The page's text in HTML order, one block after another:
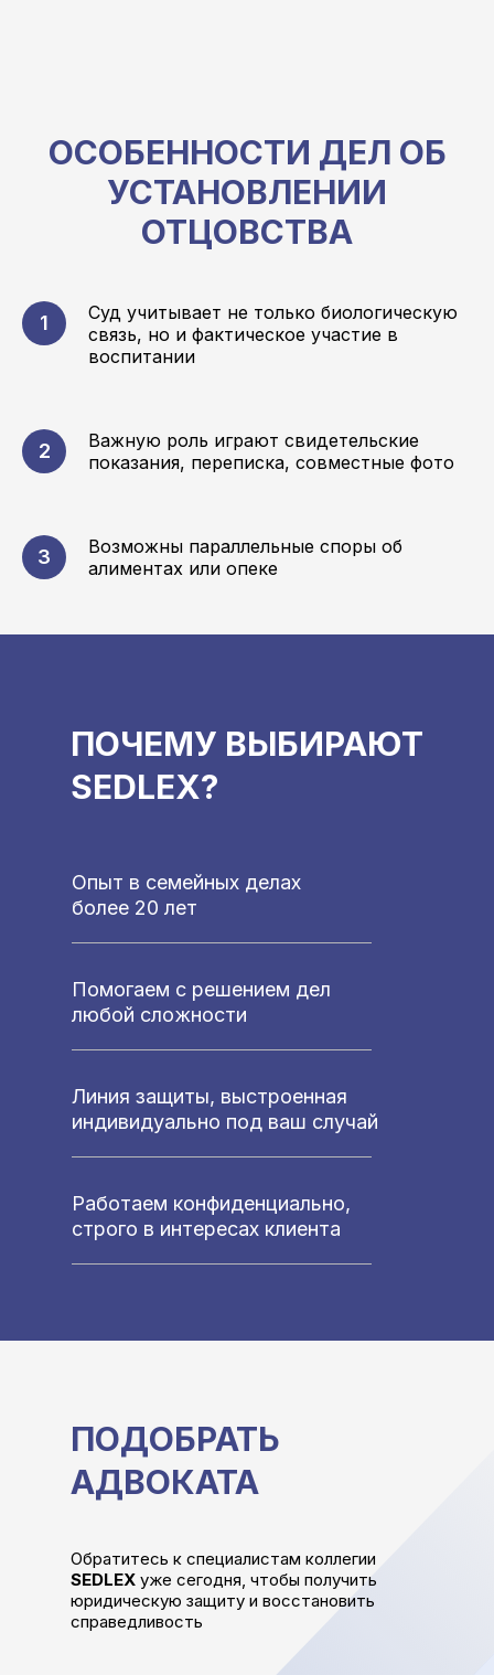
ОСОБЕННОСТИ ДЕЛ ОБ
УСТАНОВЛЕНИИ
ОТЦОВСТВА
Суд учитывает не только биологическую
связь, но и фактическое участие в
воспитании
Важную роль играют свидетельские
показания, переписка, совместные фото
Возможны параллельные споры об
алиментах или опеке
ПОЧЕМУ ВЫБИРАЮТ
SEDLEX?
Опыт в семейных делах
более 20 лет
Помогаем с решением дел
любой сложности
Линия защиты, выстроенная
индивидуально под ваш случай
Работаем конфиденциально,
строго в интересах клиента
ПОДОБРАТЬ
АДВОКАТА
Обратитесь к специалистам коллегии
SEDLEX уже сегодня, чтобы получить
юридическую защиту и восстановить
справедливость